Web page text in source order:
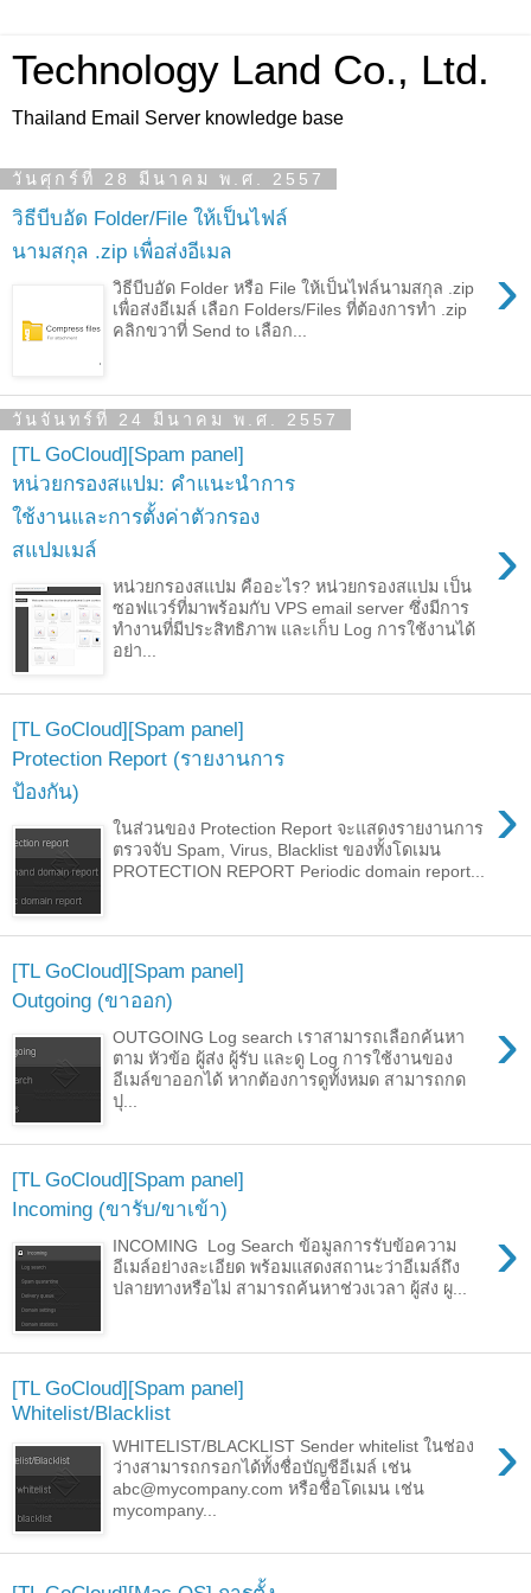
Technology Land Co., Ltd.
Thailand Email Server knowledge base
วันศุกร์ที่ 28 มีนาคม พ.ศ. 2557
วิธีบีบอัด Folder/File ให้เป็นไฟล์
นามสกุล .zip เพื่อส่งอีเมล
›
วิธีบีบอัด Folder หรือ File ให้เป็นไฟล์นามสกุล .zip
เพื่อส่งอีเมล์ เลือก Folders/Files ที่ต้องการทำ .zip
คลิกขวาที่ Send to เลือก...
วันจันทร์ที่ 24 มีนาคม พ.ศ. 2557
[TL GoCloud][Spam panel]
หน่วยกรองสแปม: คำแนะนำการ
ใช้งานและการตั้งค่าตัวกรอง
สแปมเมล์
›
หน่วยกรองสแปม คืออะไร? หน่วยกรองสแปม เป็น
ซอฟแวร์ที่มาพร้อมกับ VPS email server ซึ่งมีการ
ทำงานที่มีประสิทธิภาพ และเก็บ Log การใช้งานได้
อย่า...
[TL GoCloud][Spam panel]
Protection Report (รายงานการ
ป้องกัน)
›
ในส่วนของ Protection Report จะแสดงรายงานการ
ตรวจจับ Spam, Virus, Blacklist ของทั้งโดเมน
PROTECTION REPORT Periodic domain report...
[TL GoCloud][Spam panel]
Outgoing (ขาออก)
›
OUTGOING Log search เราสามารถเลือกค้นหา
ตาม หัวข้อ ผู้ส่ง ผู้รับ และดู Log การใช้งานของ
อีเมล์ขาออกได้ หากต้องการดูทั้งหมด สามารถกด
ปุ...
[TL GoCloud][Spam panel]
Incoming (ขารับ/ขาเข้า)
›
INCOMING Log Search ข้อมูลการรับข้อความ
อีเมล์อย่างละเอียด พร้อมแสดงสถานะว่าอีเมล์ถึง
ปลายทางหรือไม่ สามารถค้นหาช่วงเวลา ผู้ส่ง ผู...
[TL GoCloud][Spam panel]
Whitelist/Blacklist
›
WHITELIST/BLACKLIST Sender whitelist ในช่อง
ว่างสามารถกรอกได้ทั้งชื่อบัญชีอีเมล์ เช่น
abc@mycompany.com หรือชื่อโดเมน เช่น
mycompany...